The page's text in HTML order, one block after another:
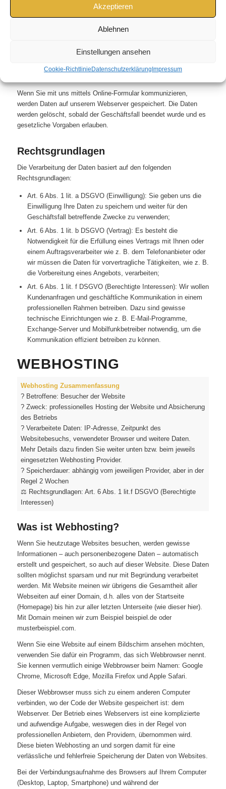
Akzeptieren
Ablehnen
Einstellungen ansehen
Cookie-Richtlinie Datenschutzerklärung Impressum
dem jeweiligen Endgerät (Computer, Laptop, Smartphone,…)
gespeichert und es kommt zur Speicherung von Daten auf dem
E-Mail-Server. Die Daten werden gelöscht, sobald der
Wenn Sie mit uns mittels Online-Formular kommunizieren,
werden Daten auf unserem Webserver gespeichert. Die Daten
werden gelöscht, sobald der Geschäftsfall beendet wurde und es
gesetzliche Vorgaben erlauben.
Rechtsgrundlagen
Die Verarbeitung der Daten basiert auf den folgenden
Rechtsgrundlagen:
Art. 6 Abs. 1 lit. a DSGVO (Einwilligung): Sie geben uns die
Einwilligung Ihre Daten zu speichern und weiter für den
Geschäftsfall betreffende Zwecke zu verwenden;
Art. 6 Abs. 1 lit. b DSGVO (Vertrag): Es besteht die
Notwendigkeit für die Erfüllung eines Vertrags mit Ihnen oder
einem Auftragsverarbeiter wie z. B. dem Telefonanbieter oder
wir müssen die Daten für vorvertragliche Tätigkeiten, wie z. B.
die Vorbereitung eines Angebots, verarbeiten;
Art. 6 Abs. 1 lit. f DSGVO (Berechtigte Interessen): Wir wollen
Kundenanfragen und geschäftliche Kommunikation in einem
professionellen Rahmen betreiben. Dazu sind gewisse
technische Einrichtungen wie z. B. E-Mail-Programme,
Exchange-Server und Mobilfunkbetreiber notwendig, um die
Kommunikation effizient betreiben zu können.
WEBHOSTING
Webhosting Zusammenfassung
? Betroffene: Besucher der Website
? Zweck: professionelles Hosting der Website und Absicherung
des Betriebs
? Verarbeitete Daten: IP-Adresse, Zeitpunkt des
Websitebesuchs, verwendeter Browser und weitere Daten.
Mehr Details dazu finden Sie weiter unten bzw. beim jeweils
eingesetzten Webhosting Provider.
? Speicherdauer: abhängig vom jeweiligen Provider, aber in der
Regel 2 Wochen
⚖️ Rechtsgrundlagen: Art. 6 Abs. 1 lit.f DSGVO (Berechtigte
Interessen)
Was ist Webhosting?
Wenn Sie heutzutage Websites besuchen, werden gewisse
Informationen – auch personenbezogene Daten – automatisch
erstellt und gespeichert, so auch auf dieser Website. Diese Daten
sollten möglichst sparsam und nur mit Begründung verarbeitet
werden. Mit Website meinen wir übrigens die Gesamtheit aller
Webseiten auf einer Domain, d.h. alles von der Startseite
(Homepage) bis hin zur aller letzten Unterseite (wie dieser hier).
Mit Domain meinen wir zum Beispiel beispiel.de oder
musterbeispiel.com.
Wenn Sie eine Website auf einem Bildschirm ansehen möchten,
verwenden Sie dafür ein Programm, das sich Webbrowser nennt.
Sie kennen vermutlich einige Webbrowser beim Namen: Google
Chrome, Microsoft Edge, Mozilla Firefox und Apple Safari.
Dieser Webbrowser muss sich zu einem anderen Computer
verbinden, wo der Code der Website gespeichert ist: dem
Webserver. Der Betrieb eines Webservers ist eine komplizierte
und aufwendige Aufgabe, weswegen dies in der Regel von
professionellen Anbietern, den Providern, übernommen wird.
Diese bieten Webhosting an und sorgen damit für eine
verlässliche und fehlerfreie Speicherung der Daten von Websites.
Bei der Verbindungsaufnahme des Browsers auf Ihrem Computer
(Desktop, Laptop, Smartphone) und während der